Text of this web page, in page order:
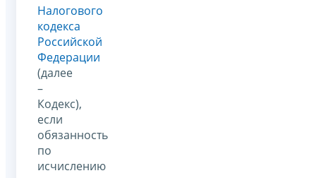
Налогового
кодекса
Российской
Федерации
(далее
–
Кодекс),
если
обязанность
по
исчислению